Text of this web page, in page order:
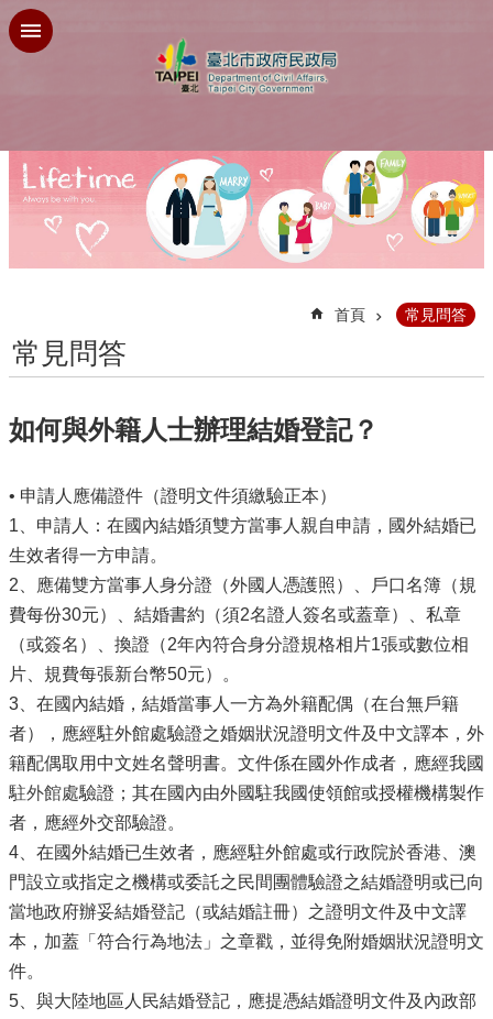
跳到主要內容區塊
首頁 常見問答
常見問答
如何與外籍人士辦理結婚登記？
• 申請人應備證件（證明文件須繳驗正本）
1、申請人：在國內結婚須雙方當事人親自申請，國外結婚已
生效者得一方申請。
2、應備雙方當事人身分證（外國人憑護照）、戶口名簿（規
費每份30元）、結婚書約（須2名證人簽名或蓋章）、私章
（或簽名）、換證（2年內符合身分證規格相片1張或數位相
片、規費每張新台幣50元）。
3、在國內結婚，結婚當事人一方為外籍配偶（在台無戶籍
者），應經駐外館處驗證之婚姻狀況證明文件及中文譯本，外
籍配偶取用中文姓名聲明書。文件係在國外作成者，應經我國
駐外館處驗證；其在國內由外國駐我國使領館或授權機構製作
者，應經外交部驗證。
4、在國外結婚已生效者，應經駐外館處或行政院於香港、澳
門設立或指定之機構或委託之民間團體驗證之結婚證明或已向
當地政府辦妥結婚登記（或結婚註冊）之證明文件及中文譯
本，加蓋「符合行為地法」之章戳，並得免附婚姻狀況證明文
件。
5、與大陸地區人民結婚登記，應提憑結婚證明文件及內政部